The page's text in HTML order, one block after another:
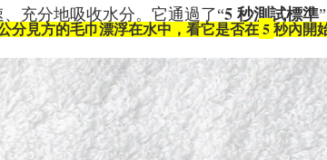
充分地吸收水分。它通過了“5 秒測試標準
分見方的毛巾漂浮在水中，看它是否在 5 秒內開